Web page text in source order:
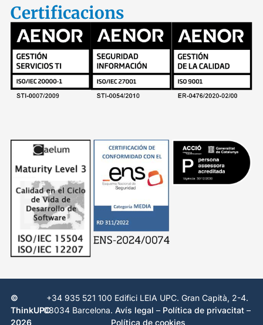
Certificacions
©
ThinkUPC
2026
+34 935 521 100 Edifici LEIA UPC. Gran Capità, 2-4.
08034 Barcelona.Avís legal – Política de privacitat –
Política de cookies